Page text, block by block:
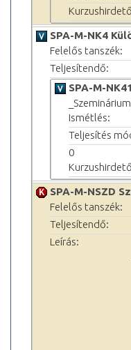
SPA-M-NK4
Felelős tanszék:
Teljesítendő:
SPA-M-
Ismétlés:
Teljesítés
0
SPA-M-NSZD
Felelős tanszék:
Teljesítendő:
Leírás: